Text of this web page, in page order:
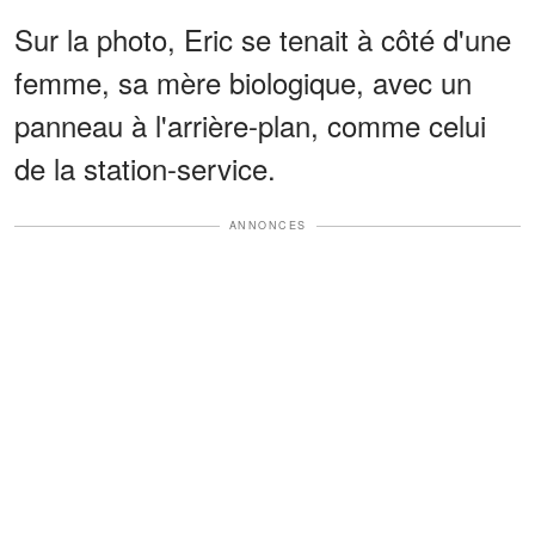
Sur la photo, Eric se tenait à côté d'une
femme, sa mère biologique, avec un
panneau à l'arrière-plan, comme celui
de la station-service.
ANNONCES